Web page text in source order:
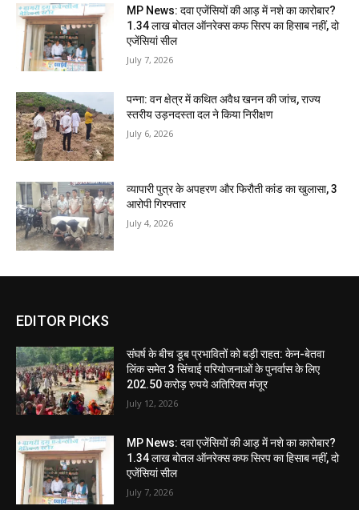
MP News: दवा एजेंसियों की आड़ में नशे का कारोबार?
1.34 लाख बोतल ऑनरेक्स कफ सिरप का हिसाब नहीं, दो
एजेंसियां सील
July 7, 2026
पन्ना: वन क्षेत्र में कथित अवैध खनन की जांच, राज्य
स्तरीय उड़नदस्ता दल ने किया निरीक्षण
July 6, 2026
व्यापारी पुत्र के अपहरण और फिरौती कांड का खुलासा, 3
आरोपी गिरफ्तार
July 4, 2026
EDITOR PICKS
संघर्ष के बीच डूब प्रभावितों को बड़ी राहत: केन-बेतवा
लिंक समेत 3 सिंचाई परियोजनाओं के पुनर्वास के लिए
202.50 करोड़ रुपये अतिरिक्त मंजूर
July 12, 2026
MP News: दवा एजेंसियों की आड़ में नशे का कारोबार?
1.34 लाख बोतल ऑनरेक्स कफ सिरप का हिसाब नहीं, दो
एजेंसियां सील
July 7, 2026